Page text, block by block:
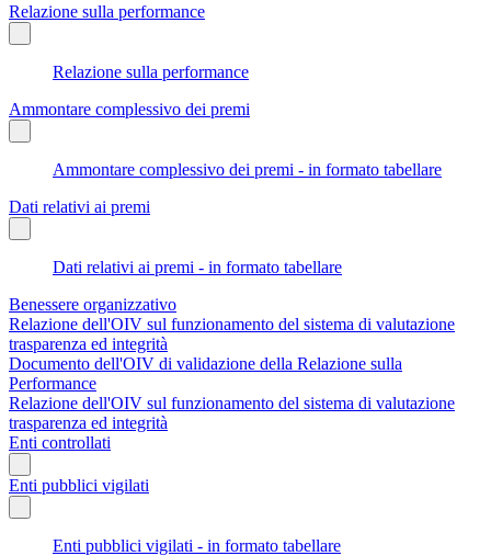
Relazione sulla performance
Relazione sulla performance
Ammontare complessivo dei premi
Ammontare complessivo dei premi - in formato tabellare
Dati relativi ai premi
Dati relativi ai premi - in formato tabellare
Benessere organizzativo
Relazione dell'OIV sul funzionamento del sistema di valutazione
trasparenza ed integrità
Documento dell'OIV di validazione della Relazione sulla
Performance
Relazione dell'OIV sul funzionamento del sistema di valutazione
trasparenza ed integrità
Enti controllati
Enti pubblici vigilati
Enti pubblici vigilati - in formato tabellare